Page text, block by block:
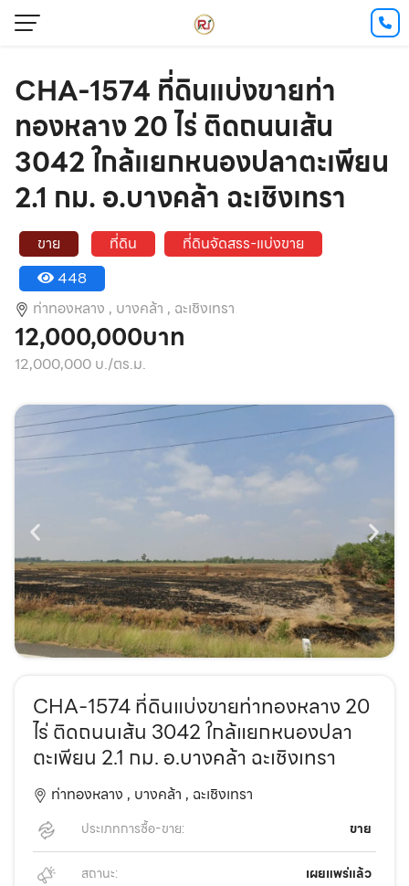
CHA-1574 ที่ดินแบ่งขายท่า
ทองหลาง 20 ไร่ ติดถนนเส้น
3042 ใกล้แยกหนองปลาตะเพียน
2.1 กม. อ.บางคล้า ฉะเชิงเทรา
ขาย ที่ดิน
ที่ดินจัดสรร-แบ่งขาย
448
ท่าทองหลาง , บางคล้า , ฉะเชิงเทรา
12,000,000บาท
12,000,000 บ./ตร.ม.
CHA-1574 ที่ดินแบ่งขายท่าทองหลาง 20
ไร่ ติดถนนเส้น 3042 ใกล้แยกหนองปลา
ตะเพียน 2.1 กม. อ.บางคล้า ฉะเชิงเทรา
ท่าทองหลาง , บางคล้า , ฉะเชิงเทรา
ประเภทการซื้อ-ขาย: ขาย
สถานะ: เผยแพร่แล้ว